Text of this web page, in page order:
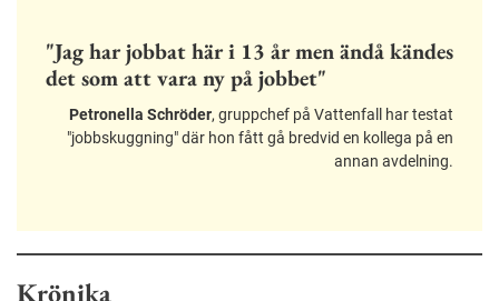
"Jag har jobbat här i 13 år men ändå kändes
det som att vara ny på jobbet"
Petronella Schröder, gruppchef på Vattenfall har testat
"jobbskuggning" där hon fått gå bredvid en kollega på en
annan avdelning.
Krönika